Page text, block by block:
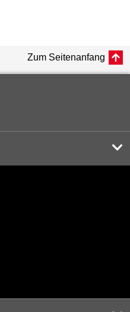
Zum Seitenanfang